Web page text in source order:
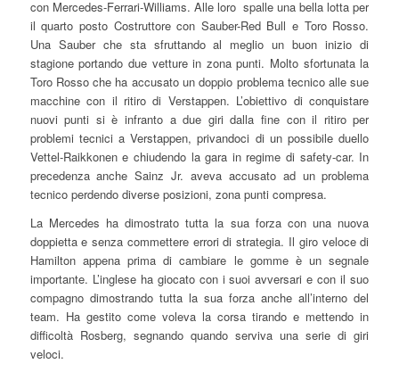
con Mercedes-Ferrari-Williams. Alle loro spalle una bella lotta per
il quarto posto Costruttore con Sauber-Red Bull e Toro Rosso.
Una Sauber che sta sfruttando al meglio un buon inizio di
stagione portando due vetture in zona punti. Molto sfortunata la
Toro Rosso che ha accusato un doppio problema tecnico alle sue
macchine con il ritiro di Verstappen. L’obiettivo di conquistare
nuovi punti si è infranto a due giri dalla fine con il ritiro per
problemi tecnici a Verstappen, privandoci di un possibile duello
Vettel-Raikkonen e chiudendo la gara in regime di safety-car. In
precedenza anche Sainz Jr. aveva accusato ad un problema
tecnico perdendo diverse posizioni, zona punti compresa.
La Mercedes ha dimostrato tutta la sua forza con una nuova
doppietta e senza commettere errori di strategia. Il giro veloce di
Hamilton appena prima di cambiare le gomme è un segnale
importante. L’inglese ha giocato con i suoi avversari e con il suo
compagno dimostrando tutta la sua forza anche all’interno del
team. Ha gestito come voleva la corsa tirando e mettendo in
difficoltà Rosberg, segnando quando serviva una serie di giri
veloci.